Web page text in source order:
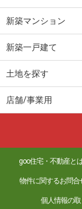
新築マンション
新築一戸建て
土地を探す
店舗/事業用
goo住宅・不動産と
物件に関するお問合
個人情報の